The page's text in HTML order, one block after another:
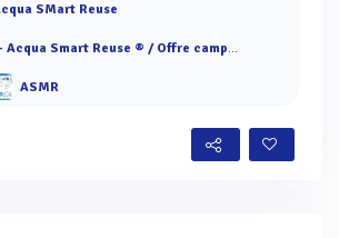
SMart Reuse
Smart Reuse ® / Offre campings et zones de loisirs
ASMR